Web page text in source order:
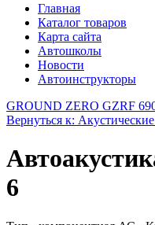
Главная
Каталог товаров
Карта сайта
Автошколы
Новости
Автоинструкторы
GROUND ZERO GZRF
Вернуться к:
6